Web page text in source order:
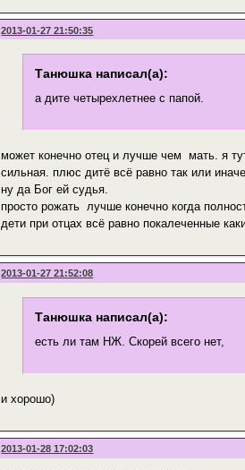
2013-01-27 21:50:35
Танюшка написал(а):
а дите четырехлетнее с папой.
может конечно отец и лучше чем мать. я
сильная. плюс дитё всё равно так или
ну да Бог ей судья.
просто рожать лучше конечно когда
дети при отцах всё равно покалеченные
2013-01-27 21:52:08
Танюшка написал(а):
есть ли там НЖ. Скорей всего нет,
и хорошо)
2013-01-28 17:02:03